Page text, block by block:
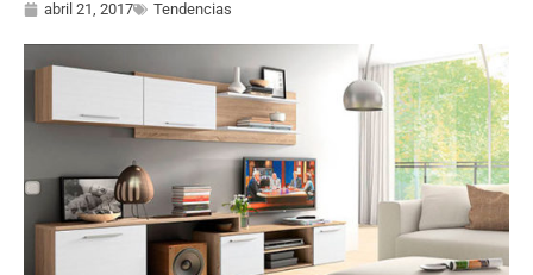
abril 21, 2017 Tendencias